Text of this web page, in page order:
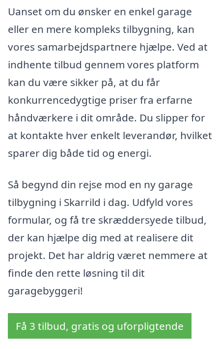
Uanset om du ønsker en enkel garage
eller en mere kompleks tilbygning, kan
vores samarbejdspartnere hjælpe. Ved at
indhente tilbud gennem vores platform
kan du være sikker på, at du får
konkurrencedygtige priser fra erfarne
håndværkere i dit område. Du slipper for
at kontakte hver enkelt leverandør, hvilket
sparer dig både tid og energi.
Så begynd din rejse mod en ny garage
tilbygning i Skarrild i dag. Udfyld vores
formular, og få tre skræddersyede tilbud,
der kan hjælpe dig med at realisere dit
projekt. Det har aldrig været nemmere at
finde den rette løsning til dit
garagebyggeri!
Få 3 tilbud, gratis og uforpligtende